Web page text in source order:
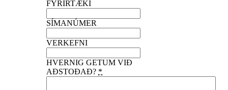
FYRIRTÆKI
SÍMANÚMER
VERKEFNI
HVERNIG GETUM VIÐ
AÐSTOÐAÐ? *